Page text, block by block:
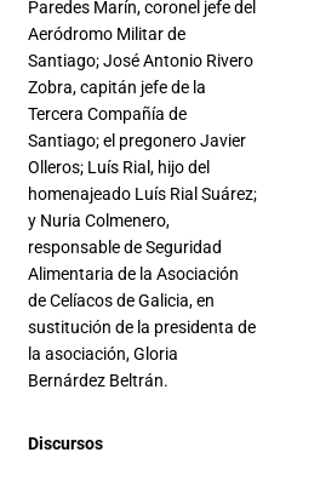
Paredes Marín, coronel jefe del
Aeródromo Militar de
Santiago; José Antonio Rivero
Zobra, capitán jefe de la
Tercera Compañía de
Santiago; el pregonero Javier
Olleros; Luís Rial, hijo del
homenajeado Luís Rial Suárez;
y Nuria Colmenero,
responsable de Seguridad
Alimentaria de la Asociación
de Celíacos de Galicia, en
sustitución de la presidenta de
la asociación, Gloria
Bernárdez Beltrán.
Discursos